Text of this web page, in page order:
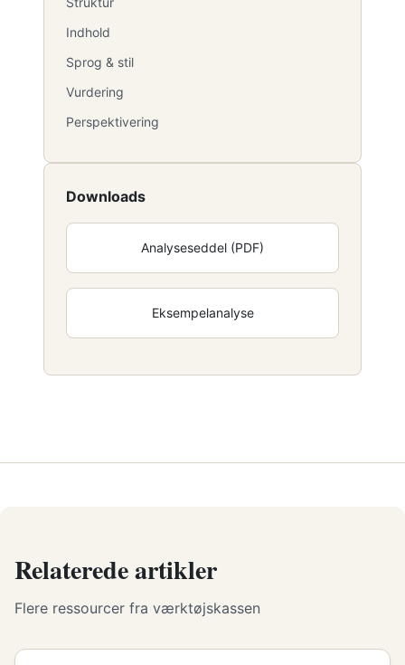
Indhold
Sprog & stil
Vurdering
Perspektivering
Downloads
Analyseseddel (PDF)
Eksempelanalyse
Relaterede artikler
Flere ressourcer fra værktøjskassen